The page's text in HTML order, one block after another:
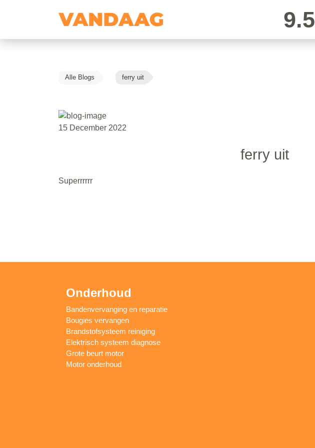
9.5
Alle Blogs ferry uit
15 December 2022
ferry uit
Superrrrrr
Onderhoud
Bandenvervanging en reparatie
Bougies vervangen
Brandstofsysteem reiniging
Elektrisch systeem diagnose
Grote beurt motor
Motor onderhoud